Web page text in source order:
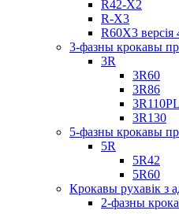
R42-X2
R-X3
R60X3 версія
3-фазны крокавы
3R
3R60
3R86
3R130
5-фазны крокавы
5R
5R42
5R60
Крокавы рухавік з
2-фазны